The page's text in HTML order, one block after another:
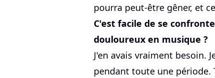
pourra peut-être gêner, et
C'est facile de se
douloureux en musique ?
J'en avais vraiment besoin.
pendant toute une période.